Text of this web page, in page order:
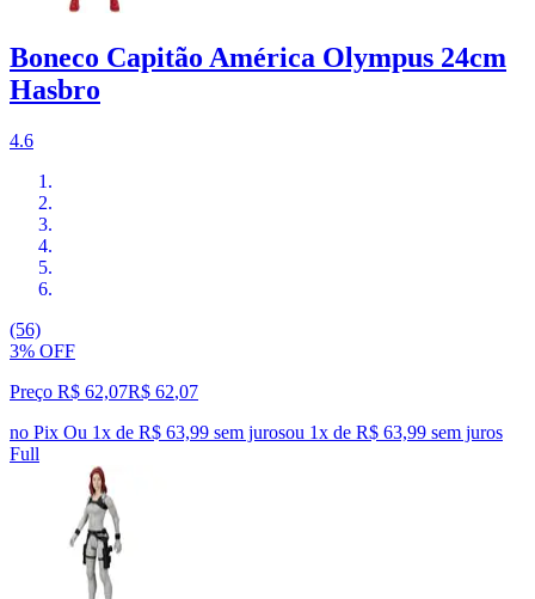
Boneco Capitão América Olympus 24cm
Hasbro
4.6
(56)
3% OFF
Preço R$ 62,07R$ 62,07
no Pix Ou 1x de R$ 63,99 sem jurosou 1x de R$ 63,99 sem juros
Full